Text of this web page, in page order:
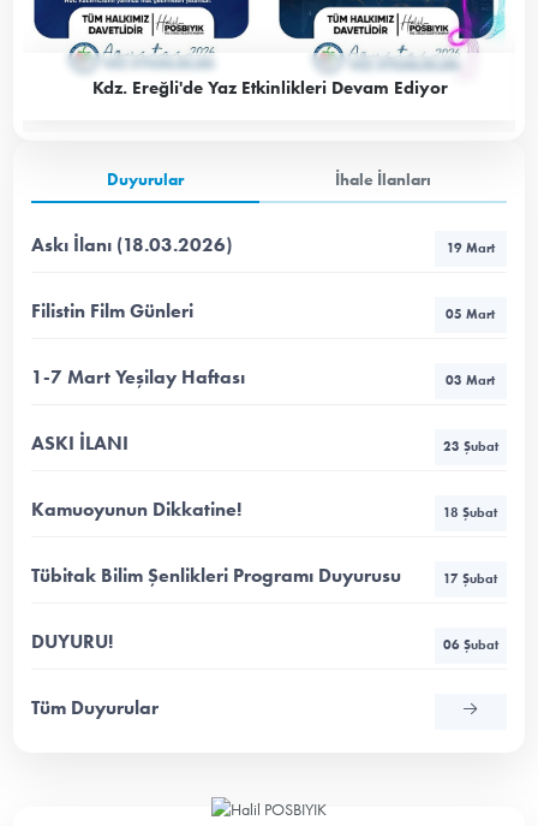
Kdz. Ereğli'de Yaz Etkinlikleri Devam Ediyor
Duyurular İhale İlanları
Askı İlanı (18.03.2026) 19 Mart
Filistin Film Günleri 05 Mart
1-7 Mart Yeşilay Haftası 03 Mart
ASKI İLANI 23 Şubat
Kamuoyunun Dikkatine! 18 Şubat
Tübitak Bilim Şenlikleri Programı Duyurusu 17 Şubat
DUYURU! 06 Şubat
Tüm Duyurular